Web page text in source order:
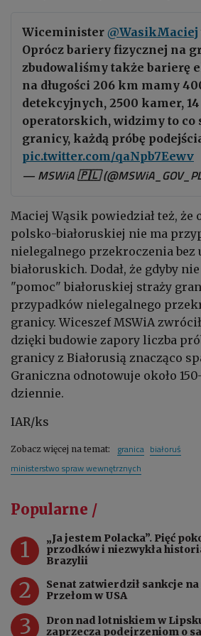
Wiceminister @WasikMaciej
Oprócz bariery fizycznej
zbudowaliśmy także barierę
na długości 206 km mamy
detekcyjnych, 2500 kamer,
operatorskich, widzimy to co
granicy, każdą próbę
pic.twitter.com/qaNpb7Eewv
— MSWiA 🇵🇱
Maciej Wąsik powiedział też, że
polsko-białoruskiej nie ma
nielegalnego przekroczenia bez
białoruskich. Dodał, że gdyby
"pomoc" białoruskiej straży
przypadków nielegalnego
granicy. Wiceszef MSWiA
dzięki budowie zapory liczba
granicy z Białorusią znacząco
Graniczna odnotowuje około
dziennie.
IAR/ks
Zobacz więcej na temat: granica białoruś
ministerstwo spraw wewnętrznych
Popularne /
1
„Ja jestem Polacka”. Pięć
przodków i niezwykła
Brazylii
2
Senat zatwierdził sankcje na
Przełom w USA
3
Dron nad lotniskiem w
zaprzecza podejrzeniom o